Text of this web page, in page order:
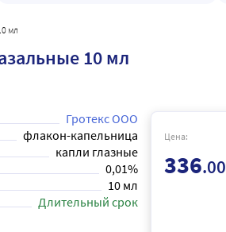
мл
10 мл
Гротекс ООО
флакон-капельница
капли глазные
0,01%
10 мл
Длительный срок
Цена:
336.00